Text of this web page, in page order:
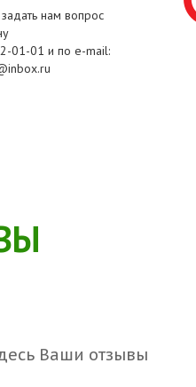
нам вопрос
01-01 и по e-mail:
Ваши отзывы